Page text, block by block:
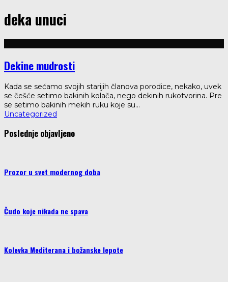
deka unuci
Dekine mudrosti
Kada se sećamo svojih starijih članova porodice, nekako, uvek
se češće setimo bakinih kolača, nego dekinih rukotvorina. Pre
se setimo bakinih mekih ruku koje su...
Uncategorized
Poslednje objavljeno
Prozor u svet modernog doba
Čudo koje nikada ne spava
Kolevka Mediterana i božanske lepote